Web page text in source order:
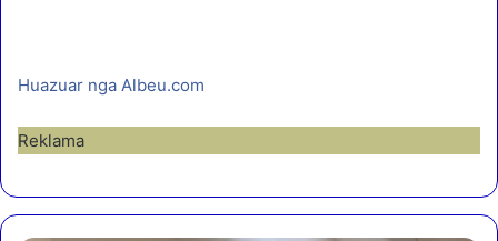
Huazuar nga Albeu.com
Reklama